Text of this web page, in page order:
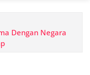
Dengan Negara